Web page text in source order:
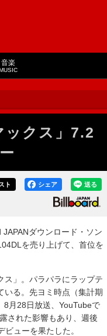
音楽
ックス」7.2
送る
シェア
ト
ダウンロード・ソン
を売り上げて、首位を
」。パラパラにラップテ
いる。先ヨミ時点（集計期
8月28日放送、YouTubeで
された影響もあり、週後
ューを果たした。